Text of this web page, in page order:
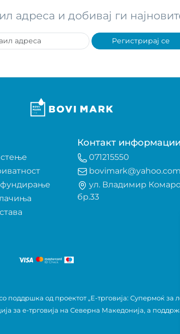
адреса и добивај ги
Регистрирај се
Контакт информации
071215550
bovimark@yahoo.com
ул. Владимир
бр.33
од проектот „Е-трговија: Супермоќ за
за е-трговија на Северна Македонија, а